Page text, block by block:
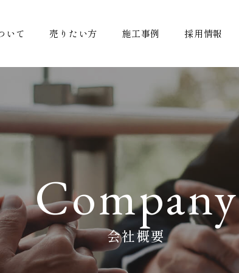
いて 売りたい方 施工事例 採用情報
Company
会社概要